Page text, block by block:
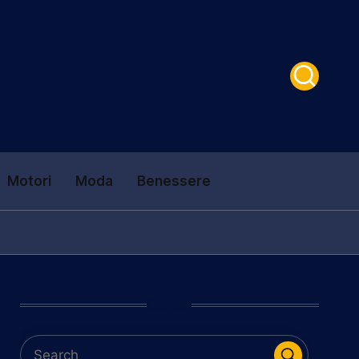
Motori Moda Benessere
Cerca